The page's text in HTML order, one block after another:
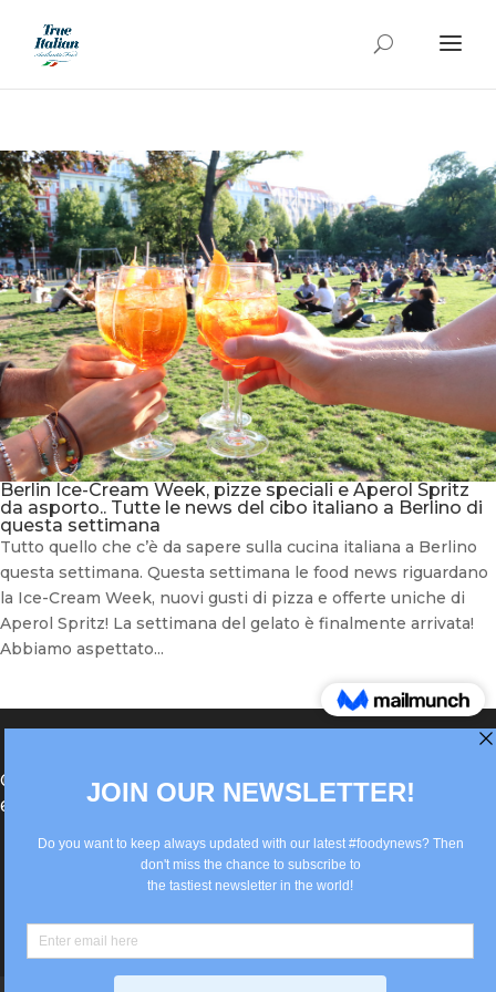
Berlin Ice-Cream Week, pizze speciali e Aperol Spritz
da asporto.. Tutte le news del cibo italiano a Berlino di
questa settimana
Tutto quello che c’è da sapere sulla cucina italiana a Berlino
questa settimana. Questa settimana le food news riguardano
la Ice-Cream Week, nuovi gusti di pizza e offerte uniche di
Aperol Spritz! La settimana del gelato è finalmente arrivata!
Abbiamo aspettato...
®Berlin Italian Communication 2022 +49(0)30
62867442
info@old.true-italian.com